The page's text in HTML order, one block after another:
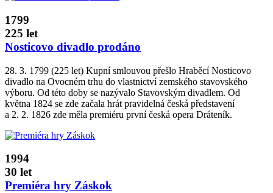
1799
225 let
Nosticovo divadlo prodáno
28. 3. 1799 (225 let) Kupní smlouvou přešlo Hraběcí Nosticovo
divadlo na Ovocném trhu do vlastnictví zemského stavovského
výboru. Od této doby se nazývalo Stavovským divadlem. Od
května 1824 se zde začala hrát pravidelná česká představení
a 2. 2. 1826 zde měla premiéru první česká opera Dráteník.
1994
30 let
Premiéra hry Záskok